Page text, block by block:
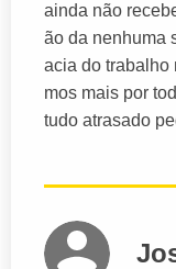
ainda não
ão da nenhuma
acia do trabalho
mos mais por
tudo atrasado